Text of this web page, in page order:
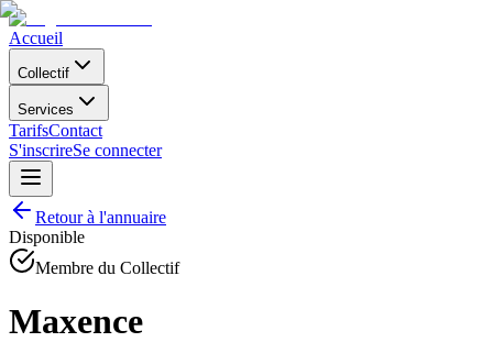
Accueil
Collectif
Services
TarifsContact
S'inscrireSe connecter
Retour à l'annuaire
Disponible
Membre du Collectif
Maxence